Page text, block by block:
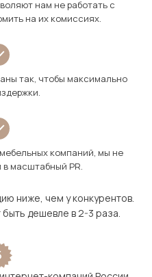
нам не работать с
на их комиссиях.
так, чтобы максимально
компаний, мы не
в масштабный PR.
ниже, чем у конкурентов.
дешевле в 2-3 раза.